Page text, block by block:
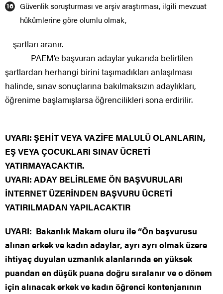
Güvenlik soruşturması ve arşiv araştırması, ilgili mevzuat
hükümlerine göre olumlu olmak,
şartları aranır.
PAEM’e başvuran adaylar yukarıda belirtilen
şartlardan herhangi birini taşımadıkları anlaşılması
halinde, sınav sonuçlarına bakılmaksızın adaylıkları,
öğrenime başlamışlarsa öğrencilikleri sona erdirilir.
UYARI: ŞEHİT VEYA VAZİFE MALULÜ OLANLARIN,
EŞ VEYA ÇOCUKLARI SINAV ÜCRETİ
YATIRMAYACAKTIR.
UYARI: ADAY BELİRLEME ÖN BAŞVURULARI
İNTERNET ÜZERİNDEN BAŞVURU ÜCRETİ
YATIRILMADAN YAPILACAKTIR
UYARI: Bakanlık Makam oluru ile “Ön başvurusu
alınan erkek ve kadın adaylar, ayrı ayrı olmak üzere
ihtiyaç duyulan uzmanlık alanlarında en yüksek
puandan en düşük puana doğru sıralanır ve o dönem
için alınacak erkek ve kadın öğrenci kontenjanının